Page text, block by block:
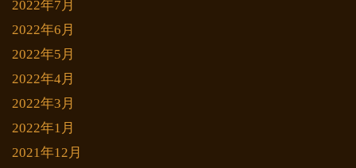
2022年7月
2022年6月
2022年5月
2022年4月
2022年3月
2022年1月
2021年12月